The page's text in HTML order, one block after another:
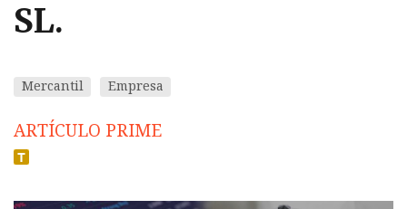
SL.
Mercantil Empresa
ARTÍCULO PRIME